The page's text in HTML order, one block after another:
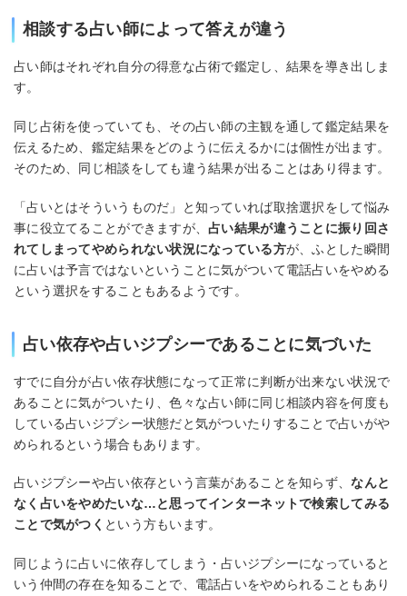
相談する占い師によって答えが違う
占い師はそれぞれ自分の得意な占術で鑑定し、結果を導き出しま
す。
同じ占術を使っていても、その占い師の主観を通して鑑定結果を
伝えるため、鑑定結果をどのように伝えるかには個性が出ます。
そのため、同じ相談をしても違う結果が出ることはあり得ます。
「占いとはそういうものだ」と知っていれば取捨選択をして悩み
事に役立てることができますが、占い結果が違うことに振り回さ
れてしまってやめられない状況になっている方が、ふとした瞬間
に占いは予言ではないということに気がついて電話占いをやめる
という選択をすることもあるようです。
占い依存や占いジプシーであることに気づいた
すでに自分が占い依存状態になって正常に判断が出来ない状況で
あることに気がついたり、色々な占い師に同じ相談内容を何度も
している占いジプシー状態だと気がついたりすることで占いがや
められるという場合もあります。
占いジプシーや占い依存という言葉があることを知らず、なんと
なく占いをやめたいな…と思ってインターネットで検索してみる
ことで気がつく という方もいます。
同じように占いに依存してしまう・占いジプシーになっていると
いう仲間の存在を知ることで、電話占いをやめられることもあり